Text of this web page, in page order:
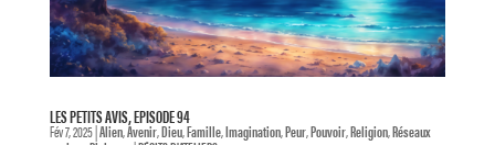
LES PETITS AVIS, EPISODE 94
Fév 7, 2025|Alien,Avenir,Dieu,Famille,Imagination,Peur,Pouvoir,Religion,Réseaux